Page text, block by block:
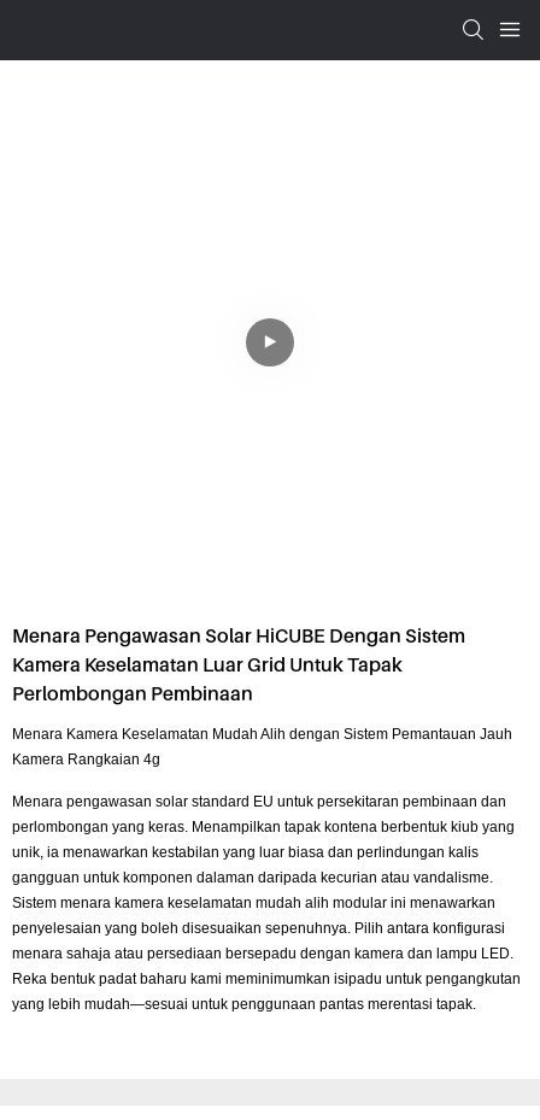
Menara Pengawasan Solar HiCUBE Dengan Sistem
Kamera Keselamatan Luar Grid Untuk Tapak
Perlombongan Pembinaan
Menara Kamera Keselamatan Mudah Alih dengan Sistem Pemantauan Jauh
Kamera Rangkaian 4g
Menara pengawasan solar standard EU untuk persekitaran pembinaan dan
perlombongan yang keras. Menampilkan tapak kontena berbentuk kiub yang
unik, ia menawarkan kestabilan yang luar biasa dan perlindungan kalis
gangguan untuk komponen dalaman daripada kecurian atau vandalisme.
Sistem menara kamera keselamatan mudah alih modular ini menawarkan
penyelesaian yang boleh disesuaikan sepenuhnya. Pilih antara konfigurasi
menara sahaja atau persediaan bersepadu dengan kamera dan lampu LED.
Reka bentuk padat baharu kami meminimumkan isipadu untuk pengangkutan
yang lebih mudah—sesuai untuk penggunaan pantas merentasi tapak.